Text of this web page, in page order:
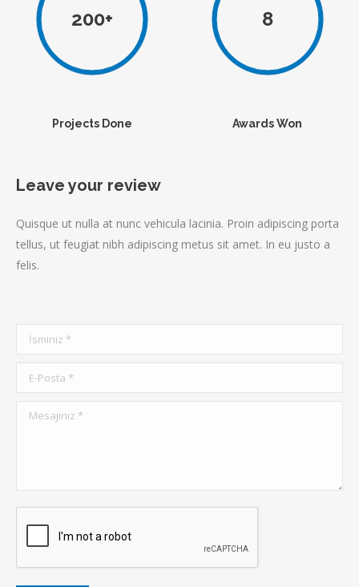
200+
Projects Done
8
Awards Won
Leave your review
Quisque ut nulla at nunc vehicula lacinia. Proin adipiscing porta
tellus, ut feugiat nibh adipiscing metus sit amet. In eu justo a
felis.
İsminiz *
E-Posta *
Mesajınız *